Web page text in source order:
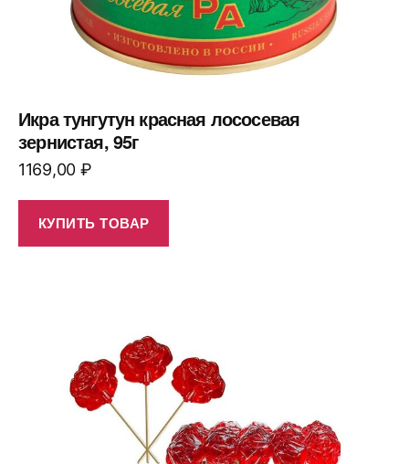
Икра тунгутун красная лососевая
зернистая, 95г
1169,00 ₽
КУПИТЬ ТОВАР